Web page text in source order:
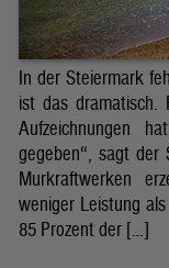
In der Steiermark
ist das dramatisch.
Aufzeichnungen
gegeben“, sagt der
Murkraftwerken
weniger Leistung
85 Prozent der […]